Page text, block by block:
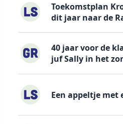
Toekomstplan
dit jaar naar de
40 jaar voor de
juf Sally in het
Een appeltje met